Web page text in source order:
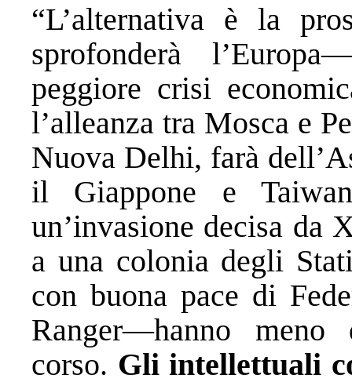
“L’alternativa è la
sprofonderà
peggiore crisi
l’alleanza tra Mosca e
Nuova Delhi, farà
il Giappone e
un’invasione decisa da
a una colonia degli
con buona pace di
Ranger—hanno
corso. Gli intellettuali